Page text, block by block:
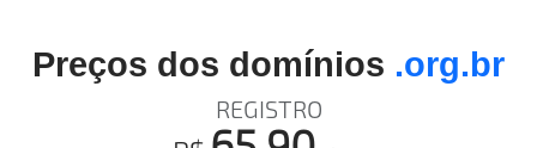
Preços dos domínios .org.br
REGISTRO